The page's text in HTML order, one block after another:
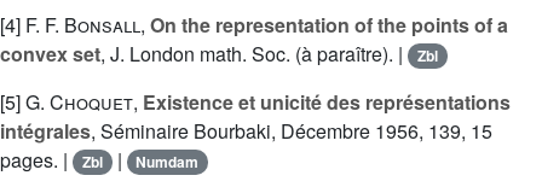
[4] F. F. Bonsall, On the representation of the points of a
convex set, J. London math. Soc. (à paraître). | Zbl
[5]G. Choquet, Existence et unicité des représentations
intégrales, Séminaire Bourbaki, Décembre 1956, 139, 15
pages. |
Zbl | Numdam